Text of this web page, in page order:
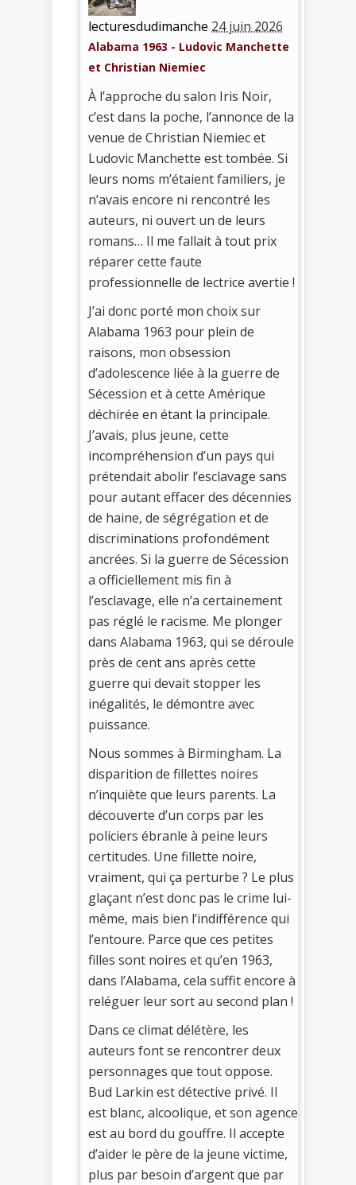
lecturesdudimanche 24 juin 2026
Alabama 1963 - Ludovic Manchette
et Christian Niemiec
À l’approche du salon Iris Noir,
c’est dans la poche, l’annonce de la
venue de Christian Niemiec et
Ludovic Manchette est tombée. Si
leurs noms m’étaient familiers, je
n’avais encore ni rencontré les
auteurs, ni ouvert un de leurs
romans… Il me fallait à tout prix
réparer cette faute
professionnelle de lectrice avertie !
J’ai donc porté mon choix sur
Alabama 1963 pour plein de
raisons, mon obsession
d’adolescence liée à la guerre de
Sécession et à cette Amérique
déchirée en étant la principale.
J’avais, plus jeune, cette
incompréhension d’un pays qui
prétendait abolir l’esclavage sans
pour autant effacer des décennies
de haine, de ségrégation et de
discriminations profondément
ancrées. Si la guerre de Sécession
a officiellement mis fin à
l’esclavage, elle n’a certainement
pas réglé le racisme. Me plonger
dans Alabama 1963, qui se déroule
près de cent ans après cette
guerre qui devait stopper les
inégalités, le démontre avec
puissance.
Nous sommes à Birmingham. La
disparition de fillettes noires
n’inquiète que leurs parents. La
découverte d’un corps par les
policiers ébranle à peine leurs
certitudes. Une fillette noire,
vraiment, qui ça perturbe ? Le plus
glaçant n’est donc pas le crime lui-
même, mais bien l’indifférence qui
l’entoure. Parce que ces petites
filles sont noires et qu’en 1963,
dans l’Alabama, cela suffit encore à
reléguer leur sort au second plan !
Dans ce climat délétère, les
auteurs font se rencontrer deux
personnages que tout oppose.
Bud Larkin est détective privé. Il
est blanc, alcoolique, et son agence
est au bord du gouffre. Il accepte
d’aider le père de la jeune victime,
plus par besoin d’argent que par